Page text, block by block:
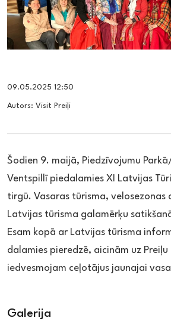
09.05.2025 12:50
Autors: Visit Preiļi
Šodien 9. maijā, Piedzīvojumu
Ventspillī piedalamies XI Latvijas
tirgū. Vasaras tūrisma, velosezonas
Latvijas tūrisma galamērķu
Esam kopā ar Latvijas tūrisma
dalamies pieredzē, aicinām uz
iedvesmojam ceļotājus jaunajai
Galerija